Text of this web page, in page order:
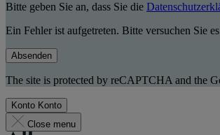
Bitte geben Sie an, dass Sie die
Ein Fehler ist aufgetreten. Bitte versuchen Sie
Absenden
The site is protected by reCAPTCHA and the
Konto Konto
Close menu